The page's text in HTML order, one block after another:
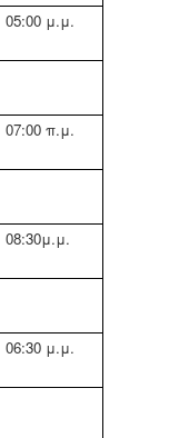
05:00 μ.μ.
07:00 π.μ.
08:30μ.μ.
06:30 μ.μ.